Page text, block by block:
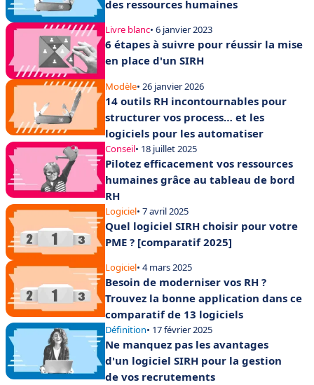
des ressources humaines
Livre blanc• 6 janvier 2023
6 étapes à suivre pour réussir la mise
en place d'un SIRH
Modèle• 26 janvier 2026
14 outils RH incontournables pour
structurer vos process… et les
logiciels pour les automatiser
Conseil• 18 juillet 2025
Pilotez efficacement vos ressources
humaines grâce au tableau de bord
RH
Logiciel• 7 avril 2025
Quel logiciel SIRH choisir pour votre
PME ? [comparatif 2025]
Logiciel• 4 mars 2025
Besoin de moderniser vos RH ?
Trouvez la bonne application dans ce
comparatif de 13 logiciels
Définition• 17 février 2025
Ne manquez pas les avantages
d'un logiciel SIRH pour la gestion
de vos recrutements